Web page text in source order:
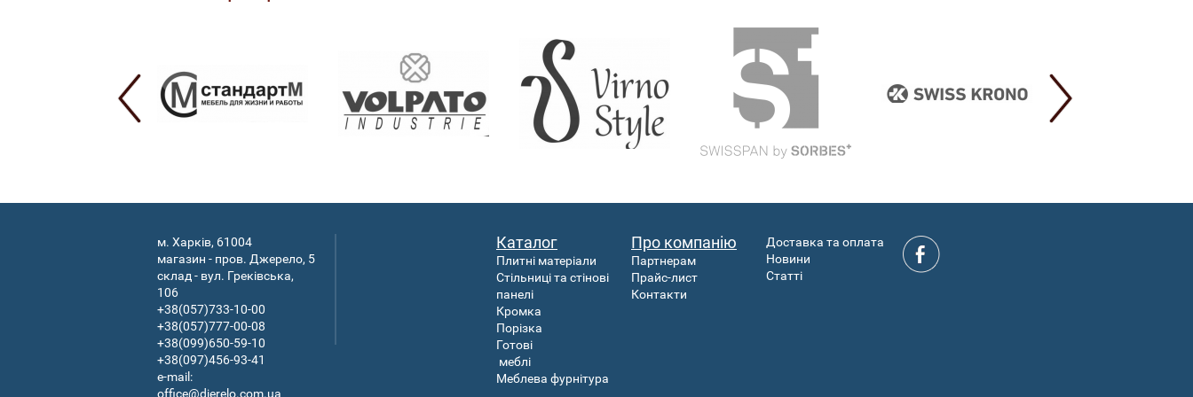
м. Харків, 61004
магазин - пров. Джерело, 5
склад - вул. Греківська,
106
+38(057)733-10-00
+38(057)777-00-08
+38(099)650-59-10
+38(097)456-93-41
e-mail:
office@djerelo.com.ua
Каталог
Плитні матеріали
Стільниці та стінові
панелі
Кромка
Порізка
Готові
меблі
Меблева фурнітура
Про компанію
Партнерам
Прайс-лист
Контакти
Доставка та оплата
Новини
Статті